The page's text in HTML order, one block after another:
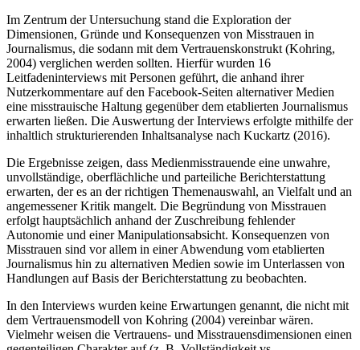
Im Zentrum der Untersuchung stand die Exploration der
Dimensionen, Gründe und Konsequenzen von Misstrauen in
Journalismus, die sodann mit dem Vertrauenskonstrukt (Kohring,
2004) verglichen werden sollten. Hierfür wurden 16
Leitfadeninterviews mit Personen geführt, die anhand ihrer
Nutzerkommentare auf den Facebook-Seiten alternativer Medien
eine misstrauische Haltung gegenüber dem etablierten Journalismus
erwarten ließen. Die Auswertung der Interviews erfolgte mithilfe der
inhaltlich strukturierenden Inhaltsanalyse nach Kuckartz (2016).
Die Ergebnisse zeigen, dass Medienmisstrauende eine unwahre,
unvollständige, oberflächliche und parteiliche Berichterstattung
erwarten, der es an der richtigen Themenauswahl, an Vielfalt und an
angemessener Kritik mangelt. Die Begründung von Misstrauen
erfolgt hauptsächlich anhand der Zuschreibung fehlender
Autonomie und einer Manipulationsabsicht. Konsequenzen von
Misstrauen sind vor allem in einer Abwendung vom etablierten
Journalismus hin zu alternativen Medien sowie im Unterlassen von
Handlungen auf Basis der Berichterstattung zu beobachten.
In den Interviews wurden keine Erwartungen genannt, die nicht mit
dem Vertrauensmodell von Kohring (2004) vereinbar wären.
Vielmehr weisen die Vertrauens- und Misstrauensdimensionen einen